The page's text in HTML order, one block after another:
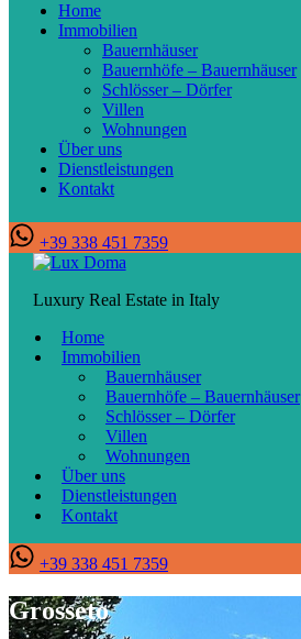
Home
Immobilien
Bauernhäuser
Bauernhöfe – Bauernhäuser
Schlösser – Dörfer
Villen
Wohnungen
Über uns
Dienstleistungen
Kontakt
+39 338 451 7359
Luxury Real Estate in Italy
Home
Immobilien
Bauernhäuser
Bauernhöfe – Bauernhäuser
Schlösser – Dörfer
Villen
Wohnungen
Über uns
Dienstleistungen
Kontakt
+39 338 451 7359
Grosseto